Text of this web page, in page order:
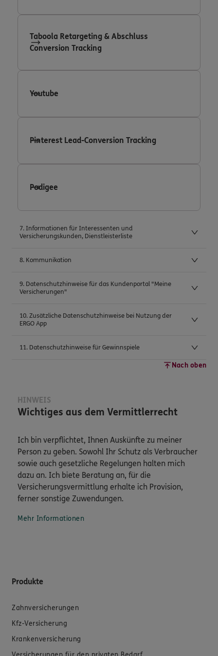
Taboola Retargeting & Abschluss
Conversion Tracking
Youtube
Pinterest Lead-Conversion Tracking
Podigee
7. Informationen für Interessenten und
Versicherungskunden, Dienstleisterliste
8. Kommunikation
9. Datenschutzhinweise für das Kundenportal "Meine
Versicherungen"
10. Zusätzliche Datenschutzhinweise bei Nutzung der
ERGO App
11. Datenschutzhinweise für Gewinnspiele
Nach oben
HINWEIS
Wichtiges aus dem Vermittlerrecht
Ich bin verpflichtet, Ihnen Auskünfte zu meiner
Person zu geben. Sowohl Ihr Schutz als Verbraucher
sowie auch gesetzliche Regelungen halten mich
dazu an. Ich biete Beratung an, für die
Versicherungsvermittlung erhalte ich Provision,
ferner sonstige Zuwendungen.
Mehr Informationen
Produkte
Zahnversicherungen
Kfz-Versicherung
Krankenversicherung